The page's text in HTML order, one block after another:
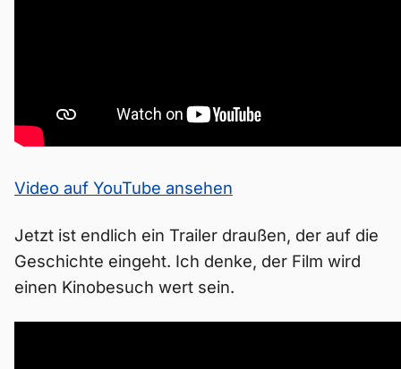
Video auf YouTube ansehen
Jetzt ist endlich ein Trailer draußen, der auf die
Geschichte eingeht. Ich denke, der Film wird
einen Kinobesuch wert sein.